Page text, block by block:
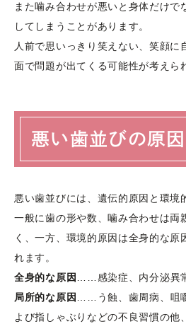
また噛み合わせが悪いと身体だけで
してしまうことがあります。
人前で思いっきり笑えない、笑顔に
面で問題が出てくる可能性が考えら
悪い歯並びの原因
悪い歯並びには、遺伝的原因と環境
一般に歯の形や数、噛み合わせは両
く、一方、環境的原因は全身的な原
れます。
全身的な原因 ……感染症、内分泌異
局所的な原因 ……う蝕、歯周病、咀
よび指しゃぶりなどの不良習慣の他